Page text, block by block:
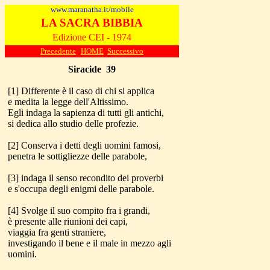
www.maranatha.it/mobile
LA SACRA BIBBIA
Edizione CEI - 1974
Precedente HOME Successivo
Siracide 39
[1] Differente è il caso di chi si applica
e medita la legge dell'Altissimo.
Egli indaga la sapienza di tutti gli antichi,
si dedica allo studio delle profezie.
[2] Conserva i detti degli uomini famosi,
penetra le sottigliezze delle parabole,
[3] indaga il senso recondito dei proverbi
e s'occupa degli enigmi delle parabole.
[4] Svolge il suo compito fra i grandi,
è presente alle riunioni dei capi,
viaggia fra genti straniere,
investigando il bene e il male in mezzo agli
uomini.